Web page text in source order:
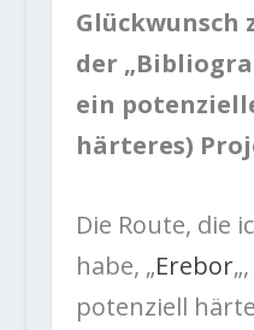
Glückwunsch
der
ein
härteres)
Die Route, die
habe, „Erebor
potenziell